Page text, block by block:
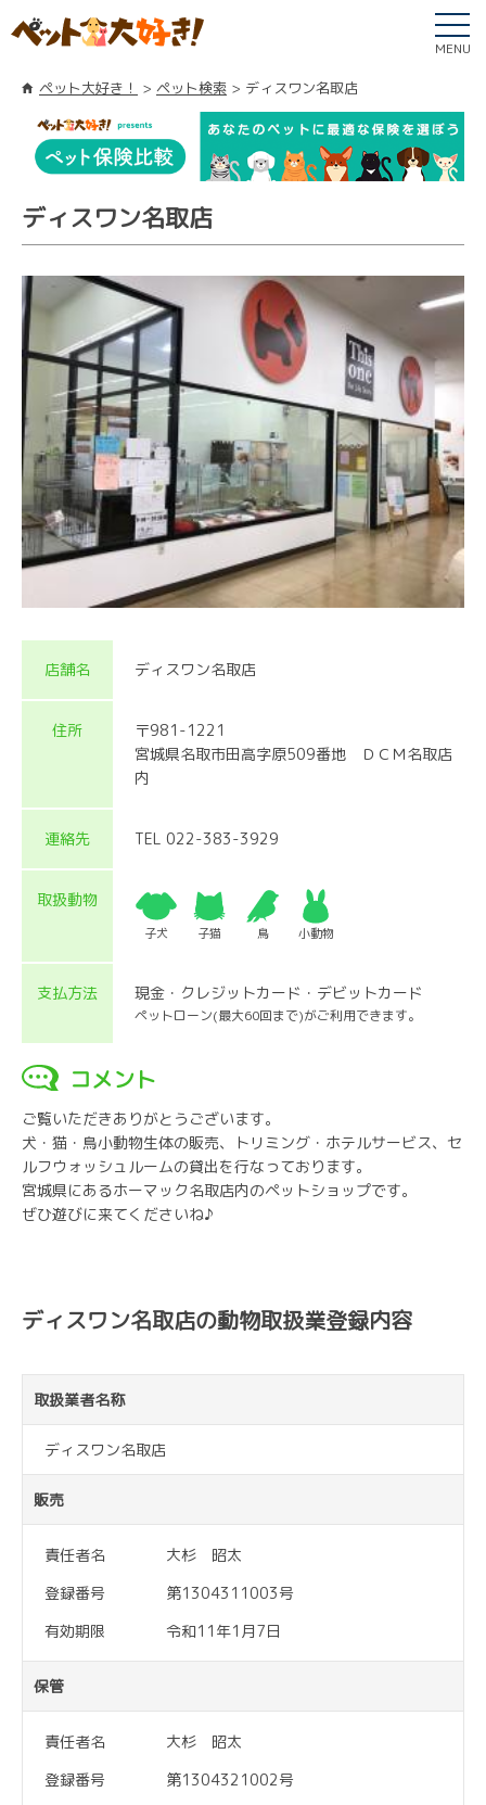
MENU
ペット大好き！ ペット検索 ディスワン名取店
ディスワン名取店
店舗名 ディスワン名取店
住所
〒981-1221
宮城県名取市田高字原509番地 ＤＣＭ名取店
内
連絡先 TEL 022-383-3929
取扱動物
子犬 子猫 鳥 小動物
支払方法 現金・クレジットカード・デビットカード
ペットローン(最大60回まで)がご利用できます。
コメント
ご覧いただきありがとうございます。
犬・猫・鳥小動物生体の販売、トリミング・ホテルサービス、セ
ルフウォッシュルームの貸出を行なっております。
宮城県にあるホーマック名取店内のペットショップです。
ぜひ遊びに来てくださいね♪
ディスワン名取店の動物取扱業登録内容
取扱業者名称
ディスワン名取店
販売
責任者名
大杉 昭太
登録番号
第1304311003号
有効期限
令和11年1月7日
保管
責任者名
大杉 昭太
登録番号
第1304321002号